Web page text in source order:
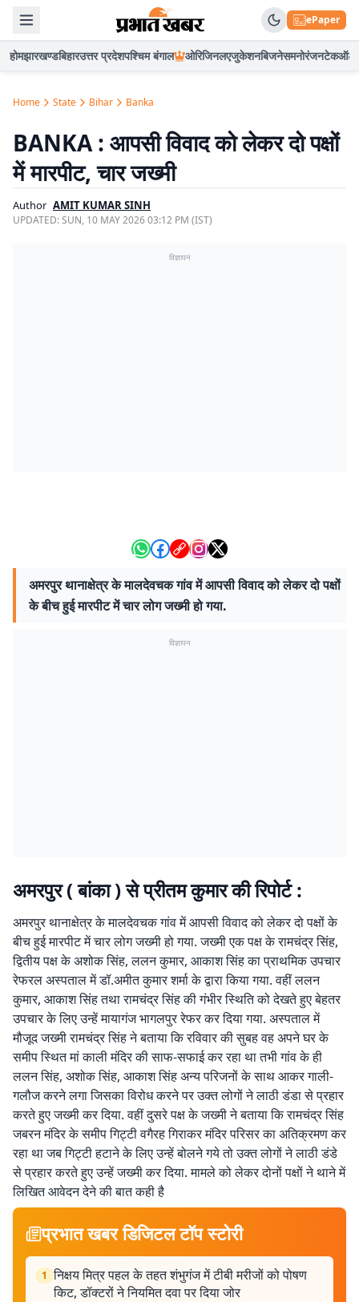
ePaper
होमझारखण्डबिहारउत्तर प्रदेशपश्चिम बंगाल ओरिजिनलएजुकेशनबिजनेसमनोरंजनटेकऑटो
Home State Bihar Banka
BANKA : आपसी विवाद को लेकर दो पक्षों
में मारपीट, चार जख्मी
Author AMIT KUMAR SINH
UPDATED:SUN, 10 MAY 2026 03:12 PM (IST)
विज्ञापन
अमरपुर थानाक्षेत्र के मालदेवचक गांव में आपसी विवाद को लेकर दो पक्षों
के बीच हुई मारपीट में चार लोग जख्मी हो गया.
विज्ञापन
अमरपुर ( बांका ) से प्रीतम कुमार की रिपोर्ट :
अमरपुर थानाक्षेत्र के मालदेवचक गांव में आपसी विवाद को लेकर दो पक्षों के
बीच हुई मारपीट में चार लोग जख्मी हो गया. जख्मी एक पक्ष के रामचंद्र सिंह,
द्वितीय पक्ष के अशोक सिंह, ललन कुमार, आकाश सिंह का प्राथमिक उपचार
रेफरल अस्पताल में डॉ.अमीत कुमार शर्मा के द्वारा किया गया. वहीं ललन
कुमार, आकाश सिंह तथा रामचंद्र सिंह की गंभीर स्थिति को देखते हुए बेहतर
उपचार के लिए उन्हें मायागंज भागलपुर रेफर कर दिया गया. अस्पताल में
मौजूद जख्मी रामचंद्र सिंह ने बताया कि रविवार की सुबह वह अपने घर के
समीप स्थित मां काली मंदिर की साफ-सफाई कर रहा था तभी गांव के ही
ललन सिंह, अशोक सिंह, आकाश सिंह अन्य परिजनों के साथ आकर गाली-
गलौज करने लगा जिसका विरोध करने पर उक्त लोगों ने लाठी डंडा से प्रहार
करते हुए जख्मी कर दिया. वहीं दुसरे पक्ष के जख्मी ने बताया कि रामचंद्र सिंह
जबरन मंदिर के समीप गिट्टी वगैरह गिराकर मंदिर परिसर का अतिक्रमण कर
रहा था जब गिट्टी हटाने के लिए उन्हें बोलने गये तो उक्त लोगों ने लाठी डंडे
से प्रहार करते हुए उन्हें जख्मी कर दिया. मामले को लेकर दोनों पक्षों ने थाने में
लिखित आवेदन देने की बात कही है
प्रभात खबर डिजिटल टॉप स्टोरी
1 निक्षय मित्र पहल के तहत शंभुगंज में टीबी मरीजों को पोषण
किट, डॉक्टरों ने नियमित दवा पर दिया जोर